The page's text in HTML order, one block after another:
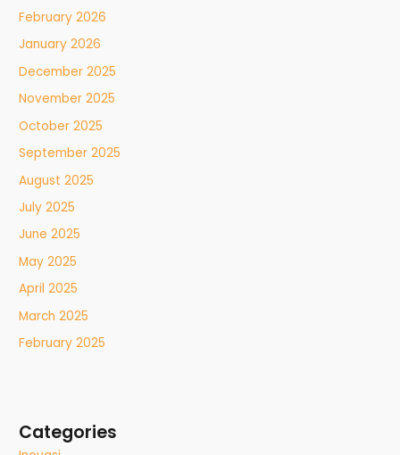
February 2026
January 2026
December 2025
November 2025
October 2025
September 2025
August 2025
July 2025
June 2025
May 2025
April 2025
March 2025
February 2025
Categories